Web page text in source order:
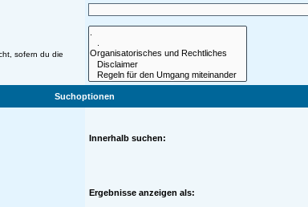
sofern du die
Suchoptionen
Innerhalb suchen:
Ergebnisse anzeigen als: